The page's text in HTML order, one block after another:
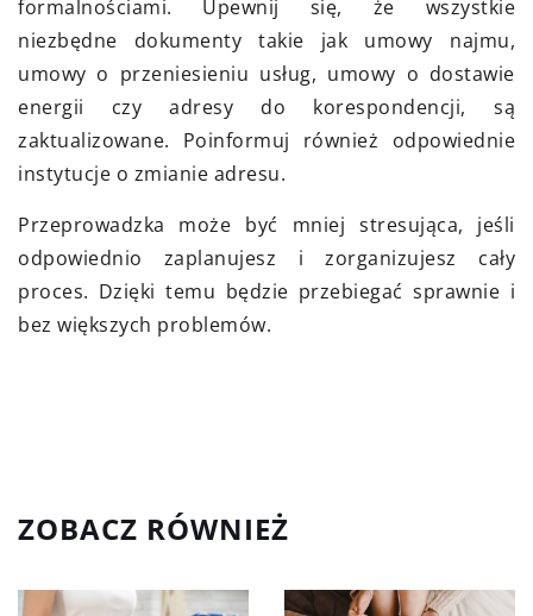
formalnościami. Upewnij się, że wszystkie
niezbędne dokumenty takie jak umowy najmu,
umowy o przeniesieniu usług, umowy o dostawie
energii czy adresy do korespondencji, są
zaktualizowane. Poinformuj również odpowiednie
instytucje o zmianie adresu.
Przeprowadzka może być mniej stresująca, jeśli
odpowiednio zaplanujesz i zorganizujesz cały
proces. Dzięki temu będzie przebiegać sprawnie i
bez większych problemów.
ZOBACZ RÓWNIEŻ